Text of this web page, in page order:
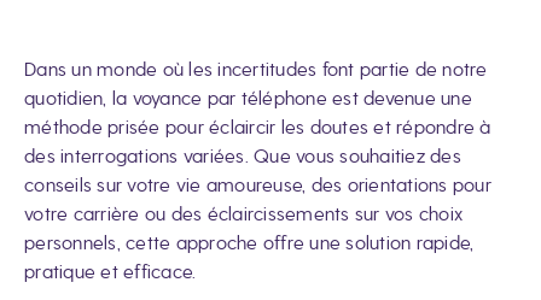
Dans un monde où les incertitudes font partie de notre
quotidien, la voyance par téléphone est devenue une
méthode prisée pour éclaircir les doutes et répondre à
des interrogations variées. Que vous souhaitiez des
conseils sur votre vie amoureuse, des orientations pour
votre carrière ou des éclaircissements sur vos choix
personnels, cette approche offre une solution rapide,
pratique et efficace.